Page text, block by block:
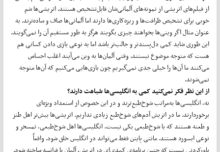
از فیلم‌های اتریشی از نمونه‌های آلمانی‌شان قابل‌تشخیص هستند. اتریشی‌ها شم
خوبی برای تشخیص ظرافت‌ها و ریزه‌کاری‌ها دارند اما آلمانی‌ها صاف و ساده‌ترند. به
عنوان مثال اگر وینی‌ها بخواهند چیزی بگویند هرگز به‌ طور مستقیم آن را نمی‌گویند.
این‌ طوری شاید کمی دل‌پسندتر و جالب‌تر باشد اما به نوعی بازی دادن کسانی هم
هست که متوجه موضوع نیستند. وقتی آلمان‌ها به وین می‌آیند اغلب احساس
می‌کنند ما آن‌ها را خیلی جدی نمی‌گیریم چون بازی‌هایی می‌کنیم که آن‌ها متوجه
نمی‌شوند.
از این نظر فکر نمی‌کنید کمی به انگلیسی‌ها شباهت دارند؟
نه، انگلیسی‌ها به‌مراتب شوخ‌طبع‌ترند و در این خصوص از استعداد ویژه‌ای
برخوردارند. ما در اتریش آدم‌های شوخ‌طبع زیادی نداریم. اتریشی‌ها بیش‌تر اهل طنز
و طعنه هستند که با شوخ‌طبعی یکی نیست. انگلیسی‌ها اهل شوخ‌طبعی، تمسخر و
نوعی ابسورد هستند. مانتی پایتن فقط می‌تواند در انگلیس خلق شود. واقعاً